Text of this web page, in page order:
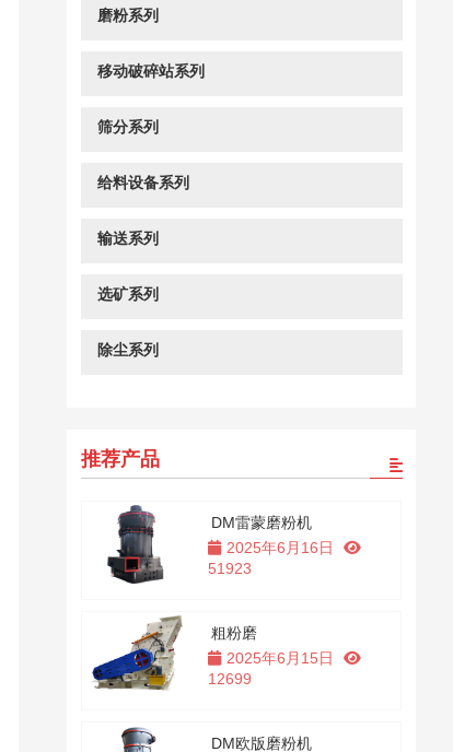
磨粉系列
移动破碎站系列
筛分系列
给料设备系列
输送系列
选矿系列
除尘系列
推荐产品
DM雷蒙磨粉机
2025年6月16日
51923
粗粉磨
2025年6月15日
12699
DM欧版磨粉机